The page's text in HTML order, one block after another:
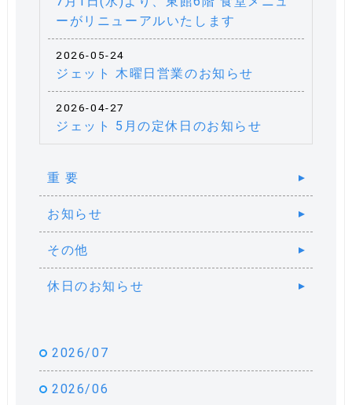
ーがリニューアルいたします
2026-05-24
ジェット 木曜日営業のお知らせ
2026-04-27
ジェット 5月の定休日のお知らせ
重 要
お知らせ
その他
休日のお知らせ
2026/07
2026/06